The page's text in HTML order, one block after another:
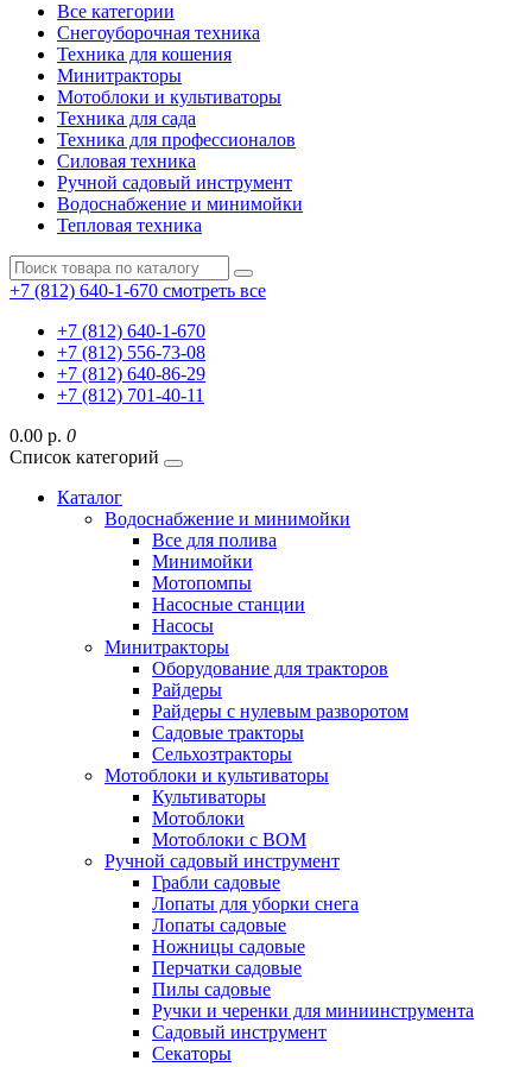
Все категории
Снегоуборочная техника
Техника для кошения
Минитракторы
Мотоблоки и культиваторы
Техника для сада
Техника для профессионалов
Силовая техника
Ручной садовый инструмент
Водоснабжение и минимойки
Тепловая техника
+7 (812) 640-1-670 смотреть все
+7 (812) 640-1-670
+7 (812) 556-73-08
+7 (812) 640-86-29
+7 (812) 701-40-11
0.00 р. 0
Список категорий
Каталог
Водоснабжение и минимойки
Все для полива
Минимойки
Мотопомпы
Насосные станции
Насосы
Минитракторы
Оборудование для тракторов
Райдеры
Райдеры с нулевым разворотом
Садовые тракторы
Сельхозтракторы
Мотоблоки и культиваторы
Культиваторы
Мотоблоки
Мотоблоки с ВОМ
Ручной садовый инструмент
Грабли садовые
Лопаты для уборки снега
Лопаты садовые
Ножницы садовые
Перчатки садовые
Пилы садовые
Ручки и черенки для миниинструмента
Садовый инструмент
Секаторы